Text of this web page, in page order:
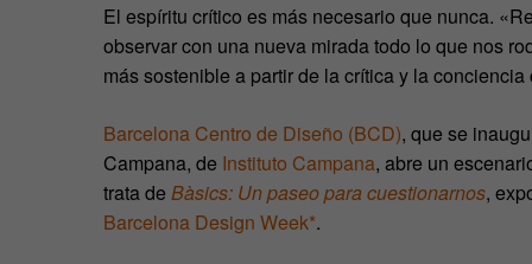
El espíritu crítico es más necesario que nunca.
observar con una nueva mirada todo lo que nos
más sostenible a partir de la crítica y la conciencia
Barcelona Centro de Diseño (BCD), que se
Campana, de Instituto Campana, abre un
trata de Bàsics: Un paseo para cuestionarnos,
Barcelona Design Week*.